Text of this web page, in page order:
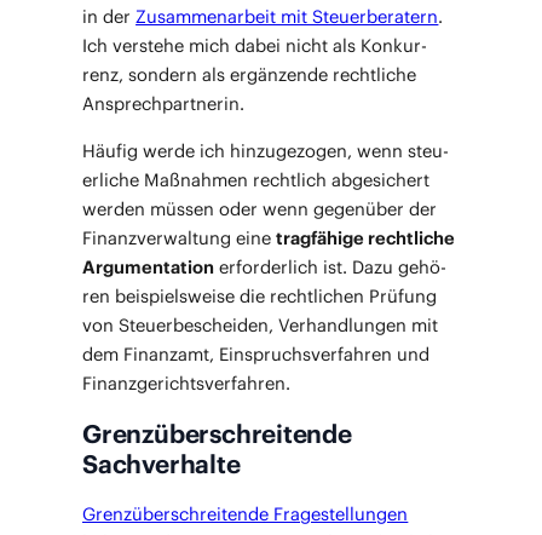
in derZusam­men­ar­beit mit Steu­er­be­ra­tern.
Ich ver­ste­he mich dabei nicht als Kon­kur­
renz, son­dern als ergän­zen­de recht­li­che
Ansprechpartnerin.
Häu­fig wer­de ich hin­zu­ge­zo­gen, wenn steu­
er­li­che Maß­nah­men recht­lich abge­si­chert
wer­den müs­sen oder wenn gegen­über der
Finanz­ver­wal­tung einetrag­fä­hi­ge recht­li­che
Argu­men­ta­ti­on erfor­der­lich ist. Dazu gehö­
ren bei­spiels­wei­se die recht­li­chen Prü­fung
von Steu­er­be­schei­den, Ver­hand­lun­gen mit
dem Finanz­amt, Ein­spruchs­ver­fah­ren und
Finanzgerichtsverfahren.
Grenzüberschreitende
Sachverhalte
Grenz­über­schrei­ten­de Fra­ge­stel­lun­gen